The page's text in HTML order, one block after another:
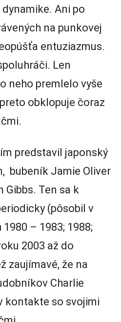
Ani po
na punkovej
entuziazmus.
Len
neho premlelo vyše
obklopuje čoraz
predstavil japonský
bubeník Jamie Oliver
Gibbs. Ten sa k
(pôsobil v
– 1983; 1988;
2003 až do
zaujímavé, že na
Charlie
kontakte so svojimi